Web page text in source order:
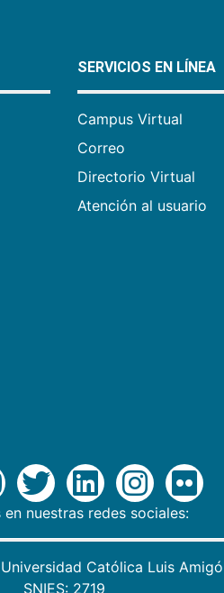
SERVICIOS EN LÍNEA
Campus Virtual
Correo
Directorio Virtual
Atención al usuario
en nuestras redes sociales:
Católica Luis Amigó
SNIES: 2719